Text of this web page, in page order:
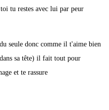
tu restes avec lui par peur
seule donc comme il t'aime bien
sa tête) il fait tout pour
et te rassure